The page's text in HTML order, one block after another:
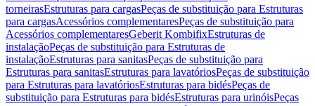
torneirasEstruturas para cargasPeças de substituição para Estruturas
para cargasAcessórios complementaresPeças de substituição para
Acessórios complementaresGeberit KombifixEstruturas de
instalaçãoPeças de substituição para Estruturas de
instalaçãoEstruturas para sanitasPeças de substituição para
Estruturas para sanitasEstruturas para lavatóriosPeças de substituição
para Estruturas para lavatóriosEstruturas para bidésPeças de
substituição para Estruturas para bidésEstruturas para urinóisPeças